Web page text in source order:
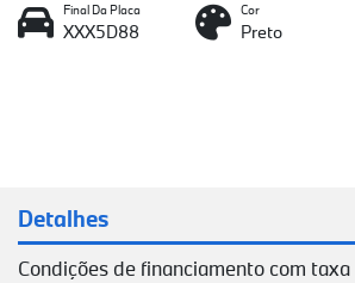
Cor
Preto
Final Da Placa
XXX5D88
Detalhes
Condições de financiamento com